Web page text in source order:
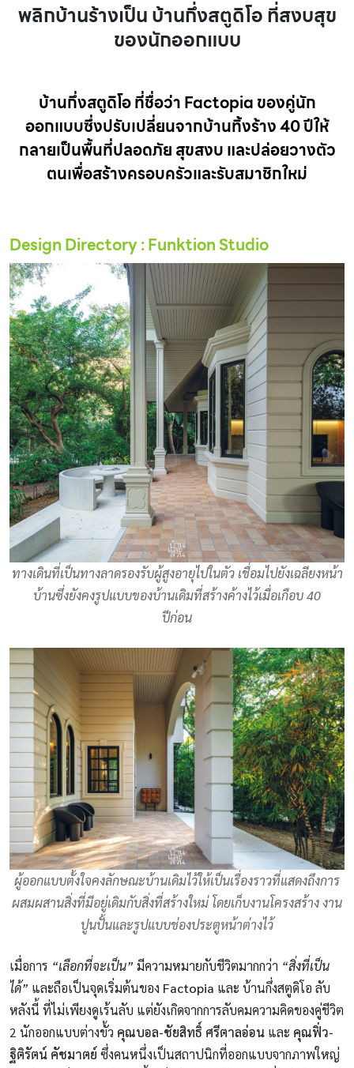
พลิกบ้านร้างเป็น บ้านกึ่งสตูดิโอ ที่สงบสุข
ของนักออกแบบ
บ้านกึ่งสตูดิโอ ที่ชื่อว่า Factopia ของคู่นัก
ออกแบบซึ่งปรับเปลี่ยนจากบ้านทิ้งร้าง 40 ปีให้
กลายเป็นพื้นที่ปลอดภัย สุขสงบ และปล่อยวางตัว
ตนเพื่อสร้างครอบครัวและรับสมาชิกใหม่
Design Directory : Funktion Studio
ทางเดินที่เป็นทางลาดรองรับผู้สูงอายุไปในตัว เชื่อมไปยังเฉลียงหน้า
บ้านซึ่งยังคงรูปแบบของบ้านเดิมที่สร้างค้างไว้เมื่อเกือบ 40
ปีก่อน
ผู้ออกแบบตั้งใจคงลักษณะบ้านเดิมไว้ให้เป็นเรื่องราวที่แสดงถึงการ
ผสมผสานสิ่งที่มีอยู่เดิมกับสิ่งที่สร้างใหม่ โดยเก็บงานโครงสร้าง งาน
ปูนปั้นและรูปแบบช่องประตูหน้าต่างไว้
เมื่อการ “เลือกที่จะเป็น” มีความหมายกับชีวิตมากกว่า “สิ่งที่เป็น
ได้” และถือเป็นจุดเริ่มต้นของ Factopia และ บ้านกึ่งสตูดิโอ ลับ
หลังนี้ ที่ไม่เพียงดูเร้นลับ แต่ยังเกิดจากการลับคมความคิดของคู่ชีวิต
2 นักออกแบบต่างขั้ว คุณบอล-ชัยสิทธิ์ ศรีตาลอ่อน และ คุณฟิ่ว-
ฐิติรัตน์ คัชมาตย์ ซึ่งคนหนึ่งเป็นสถาปนิกที่ออกแบบจากภาพใหญ่